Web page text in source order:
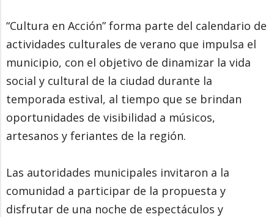
“Cultura en Acción” forma parte del calendario de
actividades culturales de verano que impulsa el
municipio, con el objetivo de dinamizar la vida
social y cultural de la ciudad durante la
temporada estival, al tiempo que se brindan
oportunidades de visibilidad a músicos,
artesanos y feriantes de la región.
Las autoridades municipales invitaron a la
comunidad a participar de la propuesta y
disfrutar de una noche de espectáculos y